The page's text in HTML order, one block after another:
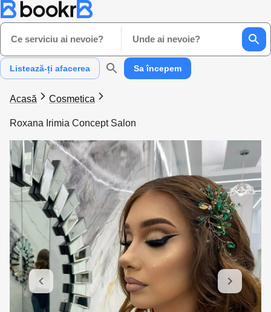
Ce serviciu ai nevoie? Unde ai nevoie?
Listează-ți afacerea Sa începem
Acasă Cosmetica
Roxana Irimia Concept Salon